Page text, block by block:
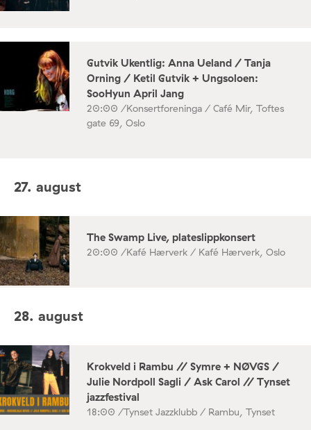
Gutvik Ukentlig: Anna Ueland / Tanja
Orning / Ketil Gutvik + Ungsoloen:
SooHyun April Jang
20:00 /Konsertforeninga / Café Mir, Toftes
gate 69, Oslo
27. august
The Swamp Live, plateslippkonsert
20:00 /Kafé Hærverk / Kafé Hærverk, Oslo
28. august
Krokveld i Rambu // Symre + NØVGS /
Julie Nordpoll Sagli / Ask Carol // Tynset
jazzfestival
18:00 /Tynset Jazzklubb / Rambu, Tynset